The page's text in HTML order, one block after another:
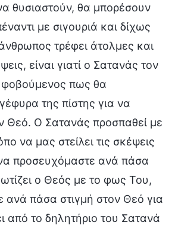
θυσιαστούν, θα μπορέσουν
με σιγουριά και δίχως
τρέφει άτολμες και
είναι γιατί ο Σατανάς τον
φοβούμενος πως θα
της πίστης για να
Θεό. Ο Σατανάς προσπαθεί με
να μας στείλει τις σκέψεις
προσευχόμαστε ανά πάσα
ο Θεός με το φως Του,
ανά πάσα στιγμή στον Θεό για
από το δηλητήριο του Σατανά